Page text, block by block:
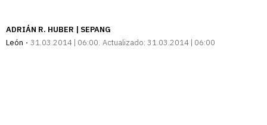
ADRIÁN R. HUBER | SEPANG
León
31.03.2014 | 06:00 Actualizado: 31.03.2014 | 06:00